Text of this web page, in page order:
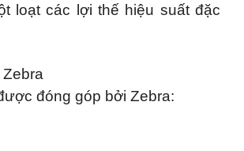
loạt các lợi thế hiệu suất đặc
Zebra
đóng góp bởi Zebra: